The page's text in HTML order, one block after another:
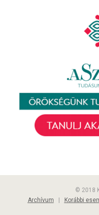
© 2018
Archívum
Korábbi